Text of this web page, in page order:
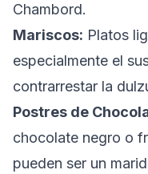
Chambord.
Mariscos: Platos
especialmente el
contrarrestar la
Postres de
chocolate negro o
pueden ser un